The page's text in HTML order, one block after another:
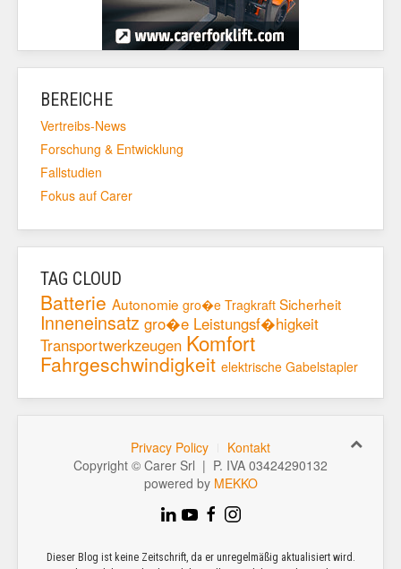
BEREICHE
Vertreibs-News
Forschung & Entwicklung
Fallstudien
Fokus auf Carer
TAG CLOUD
Batterie Autonomie gro�e Tragkraft Sicherheit
Inneneinsatz gro�e Leistungsf�higkeit
Transportwerkzeugen Komfort
Fahrgeschwindigkeit elektrische Gabelstapler
Privacy Policy
Kontakt
Copyright © Carer Srl | P. IVA 03424290132
powered by MEKKO
Dieser Blog ist keine Zeitschrift, da er unregelmäßig aktualisiert wird.